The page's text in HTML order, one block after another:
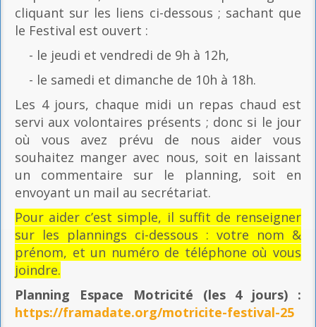
cliquant sur les liens ci-dessous ; sachant que
le Festival est ouvert :
- le jeudi et vendredi de 9h à 12h,
- le samedi et dimanche de 10h à 18h.
Les 4 jours, chaque midi un repas chaud est
servi aux volontaires présents ; donc si le jour
où vous avez prévu de nous aider vous
souhaitez manger avec nous, soit en laissant
un commentaire sur le planning, soit en
envoyant un mail au secrétariat.
Pour aider c’est simple, il suffit de renseigner
sur les plannings ci-dessous : votre nom &
prénom, et un numéro de téléphone où vous
joindre.
Planning Espace Motricité (les 4 jours) :
https://framadate.org/motricite-festival-25